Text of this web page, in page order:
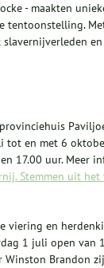
- maakten
tentoonstelling.
tot en met 6
17.00 uur. Meer
Stemmen uit het
viering en
1 juli open van
Brandon